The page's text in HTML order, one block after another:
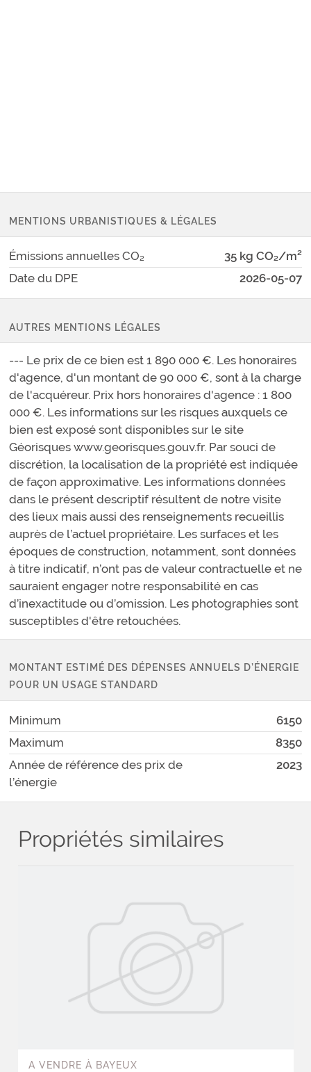
MENTIONS URBANISTIQUES & LÉGALES
Émissions annuelles CO₂
35 kg CO₂/m²
Date du DPE
2026-05-07
AUTRES MENTIONS LÉGALES
--- Le prix de ce bien est 1 890 000 €. Les honoraires
d'agence, d'un montant de 90 000 €, sont à la charge
de l'acquéreur. Prix hors honoraires d'agence : 1 800
000 €. Les informations sur les risques auxquels ce
bien est exposé sont disponibles sur le site
Géorisques www.georisques.gouv.fr. Par souci de
discrétion, la localisation de la propriété est indiquée
de façon approximative. Les informations données
dans le présent descriptif résultent de notre visite
des lieux mais aussi des renseignements recueillis
auprès de l’actuel propriétaire. Les surfaces et les
époques de construction, notamment, sont données
à titre indicatif, n’ont pas de valeur contractuelle et ne
sauraient engager notre responsabilité en cas
d’inexactitude ou d’omission. Les photographies sont
susceptibles d'être retouchées.
MONTANT ESTIMÉ DES DÉPENSES ANNUELS D’ÉNERGIE
POUR UN USAGE STANDARD
Minimum
6150
Maximum
8350
Année de référence des prix de
l’énergie
2023
Propriétés similaires
A VENDRE À BAYEUX